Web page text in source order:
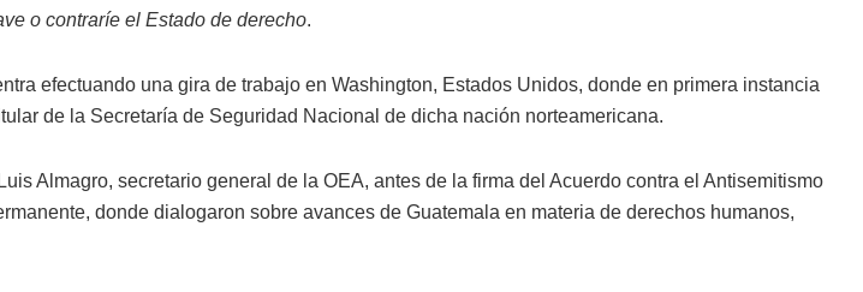
o contraríe el Estado de derecho.
efectuando una gira de trabajo en Washington, Estados Unidos, donde en primera instancia
de la Secretaría de Seguridad Nacional de dicha nación norteamericana.
Almagro, secretario general de la OEA, antes de la firma del Acuerdo contra el Antisemitismo
donde dialogaron sobre avances de Guatemala en materia de derechos humanos,